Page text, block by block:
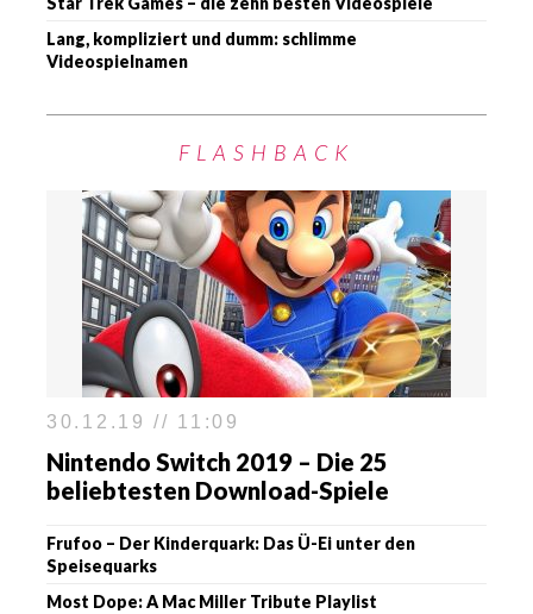
Lang, kompliziert und dumm: schlimme
Videospielnamen
FLASHBACK
30.12.19 // 11:09
Nintendo Switch 2019 – Die 25
beliebtesten Download-Spiele
Frufoo – Der Kinderquark: Das Ü-Ei unter den
Speisequarks
Most Dope: A Mac Miller Tribute Playlist